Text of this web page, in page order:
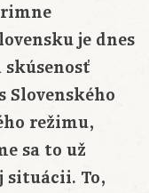
je dnes
režimu,
sa to už
situácii. To,